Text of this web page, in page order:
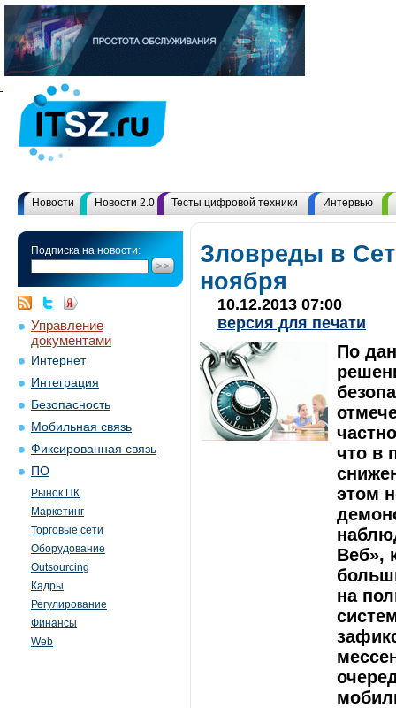
Новости Новости 2.0 Тесты цифровой техники Интервью
Подписка на новости:
Управление
документами
Интернет
Интеграция
Безопасность
Мобильная связь
Фиксированная связь
ПО
Рынок ПК
Маркетинг
Торговые сети
Оборудование
Outsourcing
Кадры
Регулирование
Финансы
Web
Зловреды в
ноября
10.12.2013 07:00
версия для печати
По
что в
этом
Веб»,
на